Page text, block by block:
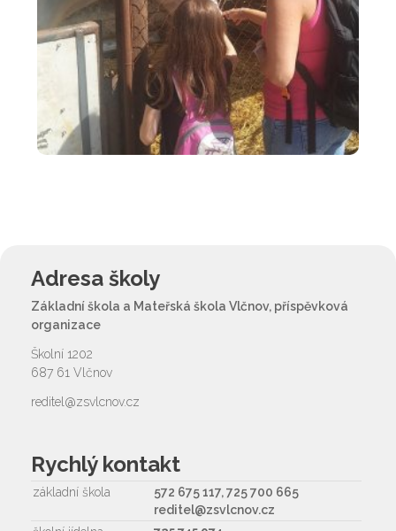
Adresa školy
Základní škola a Mateřská škola Vlčnov, příspěvková
organizace
Školní 1202
687 61 Vlčnov
reditel@zsvlcnov.cz
Rychlý kontakt
základní škola
572 675 117, 725 700 665
reditel@zsvlcnov.cz